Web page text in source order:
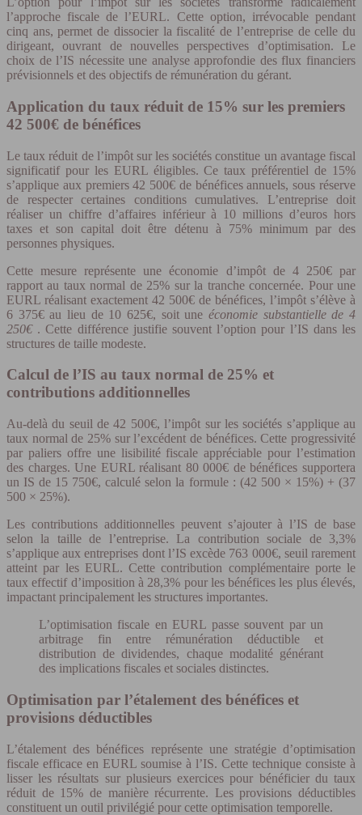
l’approche fiscale de l’EURL. Cette option, irrévocable pendant
cinq ans, permet de dissocier la fiscalité de l’entreprise de celle du
dirigeant, ouvrant de nouvelles perspectives d’optimisation. Le
choix de l’IS nécessite une analyse approfondie des flux financiers
prévisionnels et des objectifs de rémunération du gérant.
Application du taux réduit de 15% sur les premiers
42 500€ de bénéfices
Le taux réduit de l’impôt sur les sociétés constitue un avantage fiscal
significatif pour les EURL éligibles. Ce taux préférentiel de 15%
s’applique aux premiers 42 500€ de bénéfices annuels, sous réserve
de respecter certaines conditions cumulatives. L’entreprise doit
réaliser un chiffre d’affaires inférieur à 10 millions d’euros hors
taxes et son capital doit être détenu à 75% minimum par des
personnes physiques.
Cette mesure représente une économie d’impôt de 4 250€ par
rapport au taux normal de 25% sur la tranche concernée. Pour une
EURL réalisant exactement 42 500€ de bénéfices, l’impôt s’élève à
6 375€ au lieu de 10 625€, soit une économie substantielle de 4
250€ . Cette différence justifie souvent l’option pour l’IS dans les
structures de taille modeste.
Calcul de l’IS au taux normal de 25% et
contributions additionnelles
Au-delà du seuil de 42 500€, l’impôt sur les sociétés s’applique au
taux normal de 25% sur l’excédent de bénéfices. Cette progressivité
par paliers offre une lisibilité fiscale appréciable pour l’estimation
des charges. Une EURL réalisant 80 000€ de bénéfices supportera
un IS de 15 750€, calculé selon la formule : (42 500 × 15%) + (37
500 × 25%).
Les contributions additionnelles peuvent s’ajouter à l’IS de base
selon la taille de l’entreprise. La contribution sociale de 3,3%
s’applique aux entreprises dont l’IS excède 763 000€, seuil rarement
atteint par les EURL. Cette contribution complémentaire porte le
taux effectif d’imposition à 28,3% pour les bénéfices les plus élevés,
impactant principalement les structures importantes.
L’optimisation fiscale en EURL passe souvent par un
arbitrage fin entre rémunération déductible et
distribution de dividendes, chaque modalité générant
des implications fiscales et sociales distinctes.
Optimisation par l’étalement des bénéfices et
provisions déductibles
L’étalement des bénéfices représente une stratégie d’optimisation
fiscale efficace en EURL soumise à l’IS. Cette technique consiste à
lisser les résultats sur plusieurs exercices pour bénéficier du taux
réduit de 15% de manière récurrente. Les provisions déductibles
constituent un outil privilégié pour cette optimisation temporelle.